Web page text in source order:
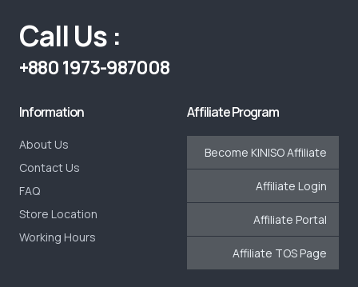
Call Us :
+880 1973-987008
Information
About Us
Contact Us
FAQ
Store Location
Working Hours
Affiliate Program
Become KINISO Affiliate
Affiliate Login
Affiliate Portal
Affiliate TOS Page